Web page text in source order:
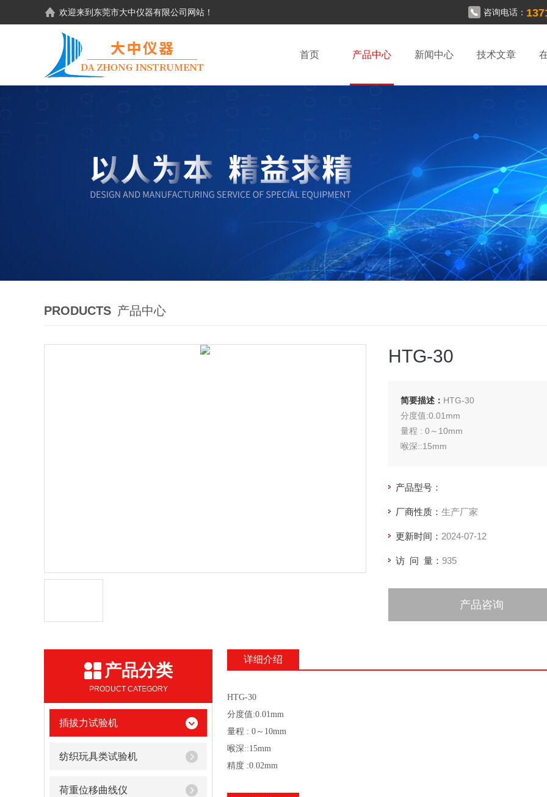
欢迎来到东莞市大中仪器有限公司网站！ 咨询电话：
首页 产品中心 新闻中心 技术文章
PRODUCTS 产品中心
HTG-30
简要描述： HTG-30
分度值:0.01mm
量程 : 0～10mm
喉深::15mm
产品型号：
厂商性质： 生产厂家
更新时间： 2024-07-12
访 问 量： 935
产品咨询
产品分类
PRODUCT CATEGORY
插拔力试验机
纺织玩具类试验机
荷重位移曲线仪
详细介绍
HTG-30
分度值:0.01mm
量程 : 0～10mm
喉深::15mm
精度 :0.02mm